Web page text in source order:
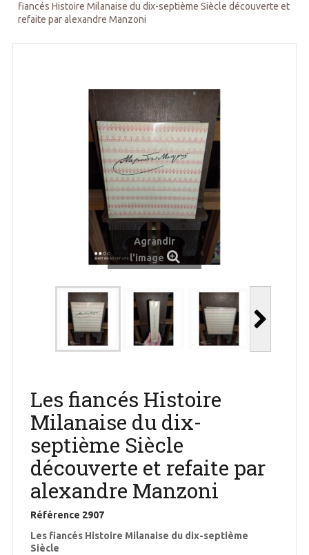
fiancés Histoire Milanaise du dix-septième Siècle découverte et
refaite par alexandre Manzoni
Agrandir
l'image
Les fiancés Histoire
Milanaise du dix-
septième Siècle
découverte et refaite par
alexandre Manzoni
Référence 2907
Les fiancés Histoire Milanaise du dix-septième
Siècle